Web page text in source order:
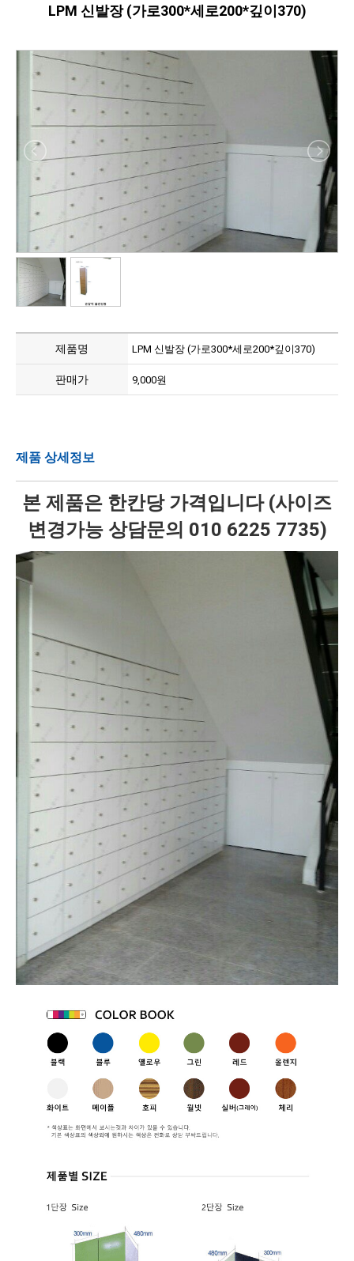
LPM 신발장 (가로300*세로200*깊이370)
제품명 LPM 신발장 (가로300*세로200*깊이370)
판매가 9,000원
제품 상세정보
본 제품은 한칸당 가격입니다 (사이즈
변경가능 상담문의 010 6225 7735)